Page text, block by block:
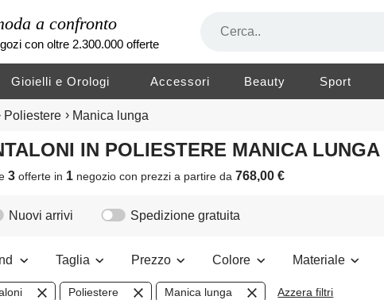
a confronto
con oltre 2.300.000 offerte
Gioielli e Orologi Accessori Beauty Sport
Poliestere › Manica lunga
IN POLIESTERE MANICA LUNGA
3 offerte in 1 negoziocon prezzi a partire da768,00 €
Nuovi arrivi Spedizione gratuita
Taglia Prezzo Colore Materiale
Poliestere Manica lunga Azzera filtri